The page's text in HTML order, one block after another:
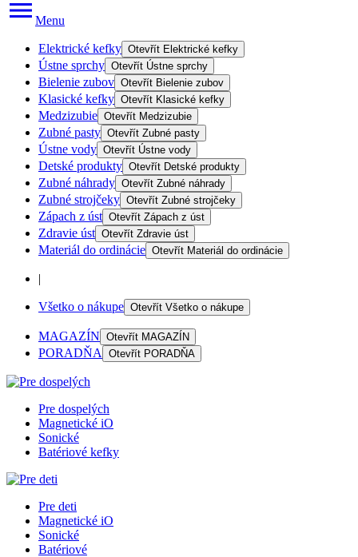
Menu
Elektrické kefky Otevřít Elektrické kefky
Ústne sprchy Otevřít Ústne sprchy
Bielenie zubov Otevřít Bielenie zubov
Klasické kefky Otevřít Klasické kefky
Medzizubie Otevřít Medzizubie
Zubné pasty Otevřít Zubné pasty
Ústne vody Otevřít Ústne vody
Detské produkty Otevřít Detské produkty
Zubné náhrady Otevřít Zubné náhrady
Zubné strojčeky Otevřít Zubné strojčeky
Zápach z úst Otevřít Zápach z úst
Zdravie úst Otevřít Zdravie úst
Materiál do ordinácie Otevřít Materiál do ordinácie
|
Všetko o nákupe Otevřít Všetko o nákupe
MAGAZÍN Otevřít MAGAZÍN
PORADŇA Otevřít PORADŇA
Pre dospelých
Magnetické iO
Sonické
Batériové kefky
Pre deti
Magnetické iO
Sonické
Batériové